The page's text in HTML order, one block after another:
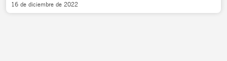
16 de diciembre de 2022